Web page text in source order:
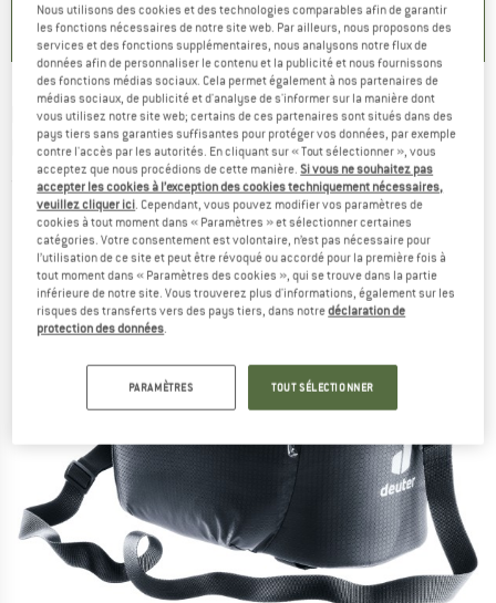
5,0(2)
DEUTER -Rack Bag 10 - Sacoche pour porte-
bagages
(0)
Nous utilisons des cookies et des technologies comparables afin de garantir
les fonctions nécessaires de notre site web. Par ailleurs, nous proposons des
services et des fonctions supplémentaires, nous analysons notre flux de
données afin de personnaliser le contenu et la publicité et nous fournissons
des fonctions médias sociaux. Cela permet également à nos partenaires de
médias sociaux, de publicité et d'analyse de s'informer sur la manière dont
vous utilisez notre site web; certains de ces partenaires sont situés dans des
pays tiers sans garanties suffisantes pour protéger vos données, par exemple
contre l'accès par les autorités. En cliquant sur « Tout sélectionner », vous
acceptez que nous procédions de cette manière.Si vous ne souhaitez pas
accepter les cookies à l’exception des cookies techniquement nécessaires,
veuillez cliquer ici. Cependant, vous pouvez modifier vos paramètres de
cookies à tout moment dans « Paramètres » et sélectionner certaines
catégories. Votre consentement est volontaire, n’est pas nécessaire pour
l’utilisation de ce site et peut être révoqué ou accordé pour la première fois à
tout moment dans « Paramètres des cookies », qui se trouve dans la partie
inférieure de notre site. Vous trouverez plus d'informations, également sur les
risques des transferts vers des pays tiers, dans notredéclaration de
protection des données.
PARAMÈTRES TOUT SÉLECTIONNER